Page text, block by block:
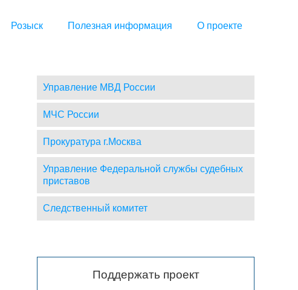
Розыск Полезная информация О проекте
Управление МВД России
МЧС России
Прокуратура г.Москва
Управление Федеральной службы судебных
приставов
Следственный комитет
Поддержать проект